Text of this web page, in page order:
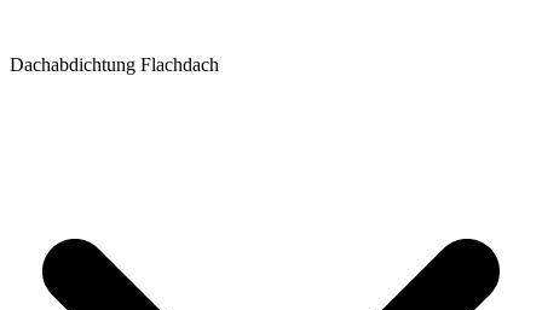
Dachabdichtung Flachdach